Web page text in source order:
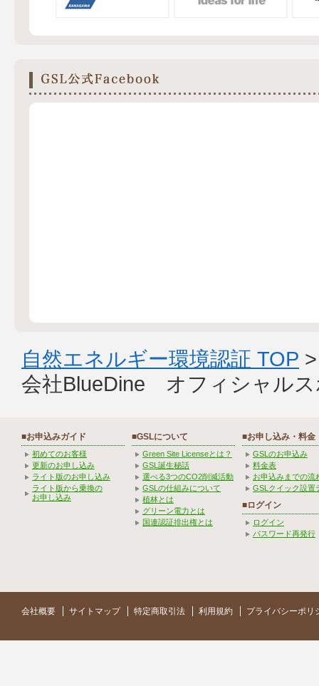
自然エネルギー環境認証 TOP
会社BlueDine オフィシャルス
■お申込みガイド
初めてのお客様
更新のお申し込み
ライト版のお申し込み
ライト版から乗換の
お申し込み
■GSLについて
Green Site Licenseとは？
GSL誕生秘話
選べる3つのCO2削減活動
GSLの仕組みについて
植林とは
グリーン電力とは
国連認証排出権とは
■お申し込み・料金
GSLのお申込み
料金表
お申込みまでの流
GSLクイック設置
■ログイン
ログイン
パスワード再発行
会社概要 サイトマップ 特定商取引法 利用規約 プライバシーポリ